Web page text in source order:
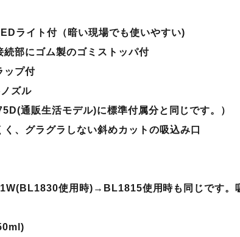
ライト付（暗い現場でも使いやすい)
続部にゴム製のゴミストッパ付
ップ付
ズル
通販生活モデル)に標準付属分と同じです。）
く、グラグラしない斜めカットの吸込み口
使用時)→ BL1815使用時も同じです。